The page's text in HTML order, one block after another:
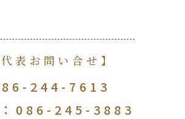
代表お問い合せ】
244-7613
086-245-3883